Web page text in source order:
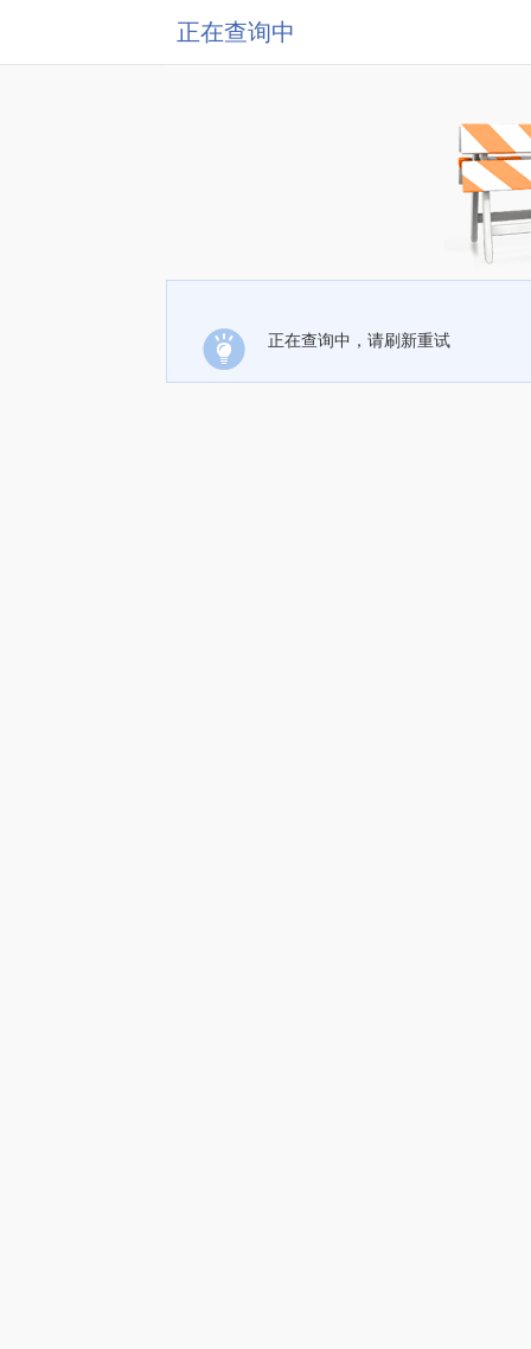
正在查询中
正在查询中，请刷新重试